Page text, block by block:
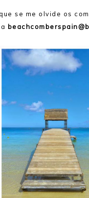
se me olvide os